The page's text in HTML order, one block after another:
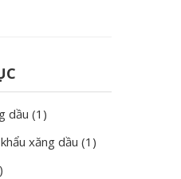
dầu (1)
xăng dầu (1)